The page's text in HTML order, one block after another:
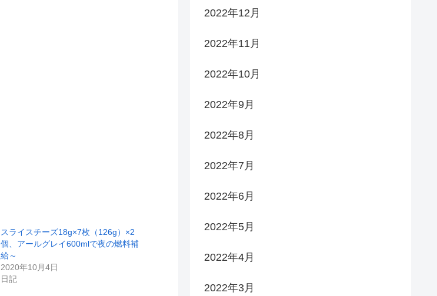
スライスチーズ18g×7枚（126g）×2
個、アールグレイ600mlで夜の燃料補
給～
2020年10月4日
日記
2022年12月
2022年11月
2022年10月
2022年9月
2022年8月
2022年7月
2022年6月
2022年5月
2022年4月
2022年3月